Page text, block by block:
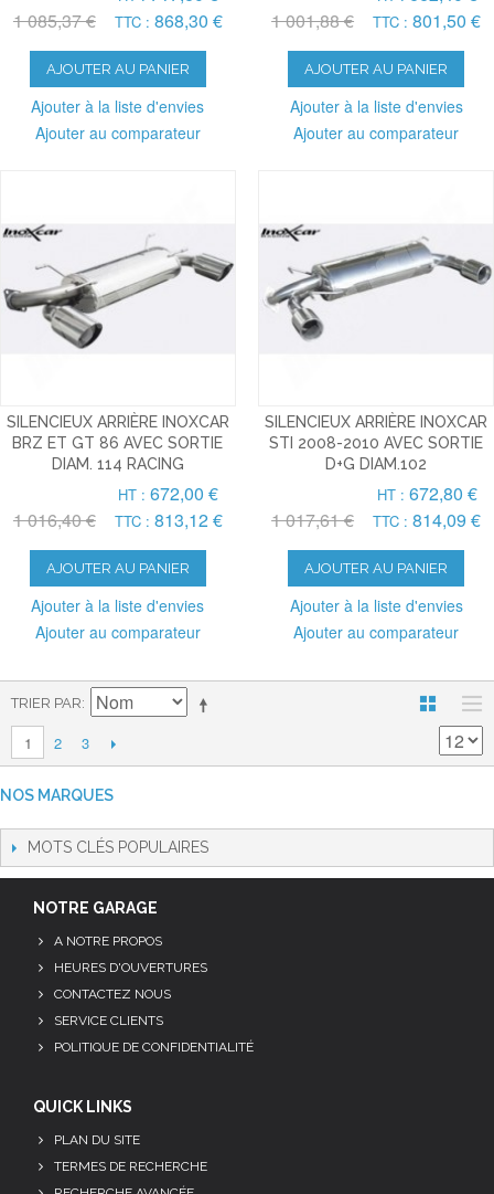
1 085,37 € TTC : 868,30 €
AJOUTER AU PANIER
Ajouter à la liste d'envies
Ajouter au comparateur
1 001,88 € TTC : 801,50 €
AJOUTER AU PANIER
Ajouter à la liste d'envies
Ajouter au comparateur
SILENCIEUX ARRIÈRE INOXCAR
BRZ ET GT 86 AVEC SORTIE
DIAM. 114 RACING
1 016,40 €
HT : 672,00 €
TTC : 813,12 €
AJOUTER AU PANIER
Ajouter à la liste d'envies
Ajouter au comparateur
SILENCIEUX ARRIÈRE INOXCAR
STI 2008-2010 AVEC SORTIE
D+G DIAM.102
1 017,61 €
HT : 672,80 €
TTC : 814,09 €
AJOUTER AU PANIER
Ajouter à la liste d'envies
Ajouter au comparateur
TRIER PAR
1 2 3
NOS MARQUES
MOTS CLÉS POPULAIRES
NOTRE GARAGE
A NOTRE PROPOS
HEURES D'OUVERTURES
CONTACTEZ NOUS
SERVICE CLIENTS
POLITIQUE DE CONFIDENTIALITÉ
QUICK LINKS
PLAN DU SITE
TERMES DE RECHERCHE